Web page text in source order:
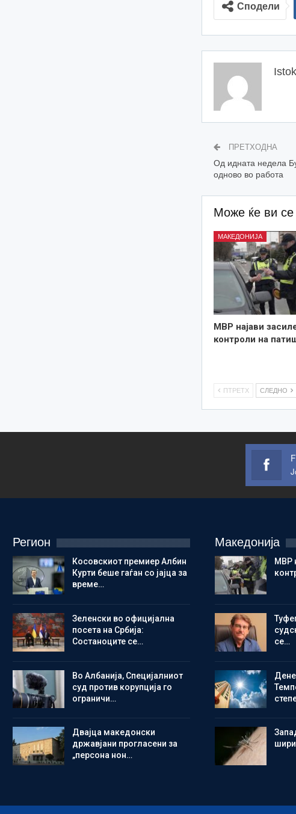
Сподели
ПРЕТХОДНА
Oд идната недела
одново во работа
Може ќе ви
МАКЕДОНИЈА
МВР најави
контроли на
ПТРЕТХ СЛЕДНО
Регион
Косовскиот премиер Албин
Курти беше гаѓан со јајца за
време…
Зеленски во официјална
посета на Србија:
Состаноците се…
Во Албанија, Специјалниот
суд против корупција го
ограничи…
Двајца македонски
државјани прогласени за
„персона нон…
Македонија
МВР
се…
шири